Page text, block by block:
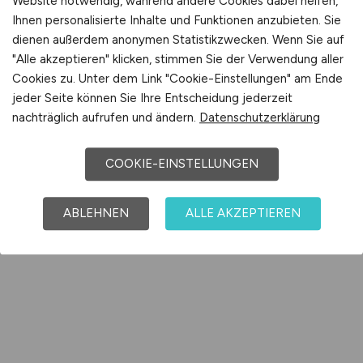
Ihnen personalisierte Inhalte und Funktionen anzubieten. Sie
dienen außerdem anonymen Statistikzwecken. Wenn Sie auf
"Alle akzeptieren" klicken, stimmen Sie der Verwendung aller
Cookies zu. Unter dem Link "Cookie-Einstellungen" am Ende
jeder Seite können Sie Ihre Entscheidung jederzeit
nachträglich aufrufen und ändern. Datenschutzerklärung
COOKIE-EINSTELLUNGEN
ABLEHNEN ALLE AKZEPTIEREN